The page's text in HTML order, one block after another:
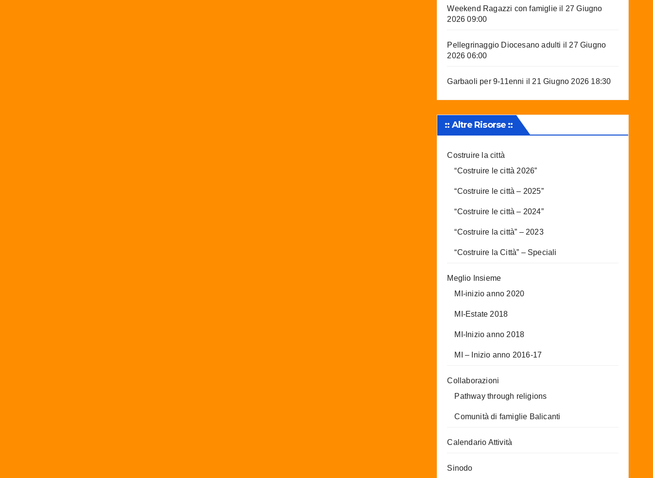
Weekend Ragazzi con famiglieil 27 Giugno
2026 09:00
Pellegrinaggio Diocesano adulti il 27 Giugno
2026 06:00
Garbaoli per 9-11enni il 21 Giugno 2026 18:30
:: Altre Risorse ::
Costruire la città
“Costruire le città 2026”
“Costruire le città – 2025”
“Costruire le città – 2024”
“Costruire la città” – 2023
“Costruire la Città” – Speciali
Meglio Insieme
MI-inizio anno 2020
MI-Estate 2018
MI-Inizio anno 2018
MI – Inizio anno 2016-17
Collaborazioni
Pathway through religions
Comunità di famiglie Balicanti
Calendario Attività
Sinodo